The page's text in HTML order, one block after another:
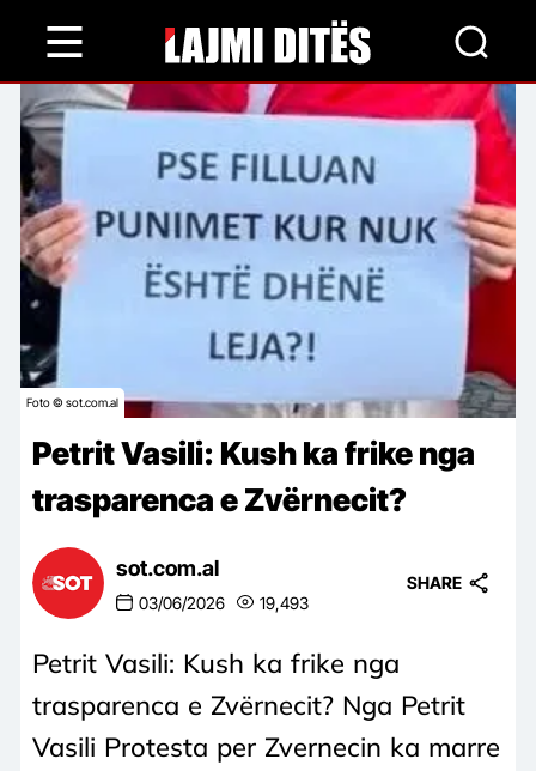
content
Foto © sot.com.al
Petrit Vasili: Kush ka frike nga
trasparenca e Zvërnecit?
sot.com.al
03/06/2026 19,493
SHARE
Petrit Vasili: Kush ka frike nga
trasparenca e Zvërnecit? Nga Petrit
Vasili Protesta per Zvernecin ka marre